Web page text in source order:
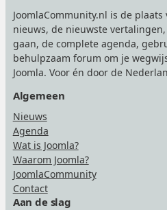
JoomlaCommunity.nl is de plaats
nieuws, de nieuwste
gaan, de complete agenda,
behulpzaam forum om je
Joomla. Voor én door de
Algemeen
Nieuws
Agenda
Wat is Joomla?
Waarom Joomla?
JoomlaCommunity
Contact
Aan de slag